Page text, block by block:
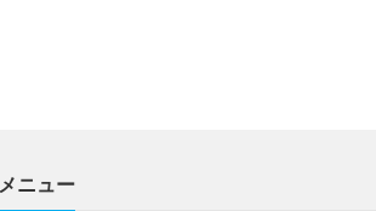
メニュー